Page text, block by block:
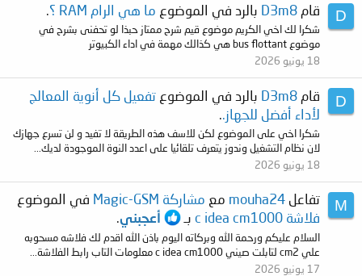
D قام D3m8 بالرد في الموضوع ما هي الرام RAM ؟ .
شكرا لك اخي الكريم موضوع قيم شرح ممتاز حبذا لو تحفنى بشرح في
موضوع bus flottant هي كذالك مهمة في اداء الكبيوتر
18 يونيو 2026
D قام D3m8 بالرد في الموضوع تفعيل كل أنوية المعالج
لأداء أفضل للجهاز..
شكرا اخي على الموضوع لكن للاسف هذه الطريقة لا تفيد و لن تسرع جهازك
لان نظام التشغيل وندوز يتعرف تلقائيا على اعدد النوة الموجودة لديك...
18 يونيو 2026
M تفاعل mouha24 مع مشاركة Magic-GSM
في الموضوع
فلاشة c idea cm1000
بـ أعجبني.
السلام عليكم ورحمة الله وبركاته اليوم باذن الله اقدم لك فلاشه مسحوبه
علي cm2 لتابلت صيني c idea cm1000 معلومات التاب رابط الفلاشة...
17 يونيو 2026